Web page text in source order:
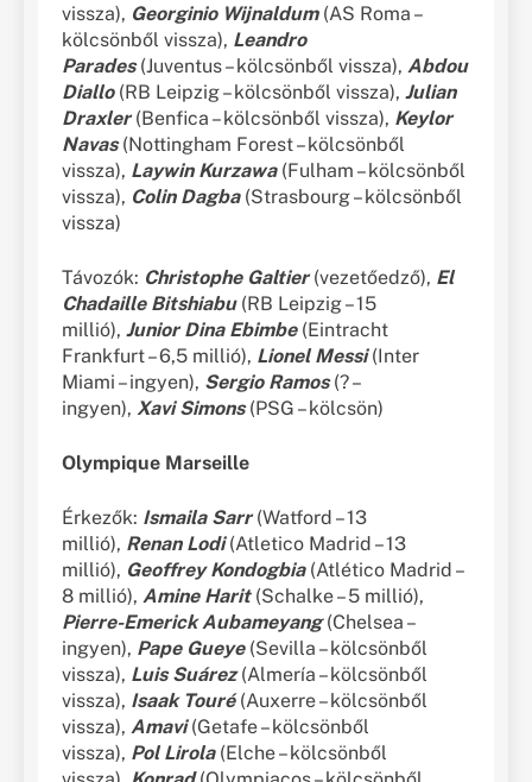
vissza), Georginio Wijnaldum(AS Roma –
kölcsönből vissza), Leandro
Parades(Juventus – kölcsönből vissza), Abdou
Diallo(RB Leipzig – kölcsönből vissza), Julian
Draxler(Benfica – kölcsönből vissza), Keylor
Navas(Nottingham Forest – kölcsönből
vissza), Laywin Kurzawa(Fulham – kölcsönből
vissza), Colin Dagba(Strasbourg – kölcsönből
vissza)
Távozók: Christophe Galtier(vezetőedző), El
Chadaille Bitshiabu (RB Leipzig – 15
millió), Junior Dina Ebimbe(Eintracht
Frankfurt – 6,5 millió), Lionel Messi(Inter
Miami – ingyen), Sergio Ramos(? –
ingyen), Xavi Simons(PSG – kölcsön)
Olympique Marseille
Érkezők: Ismaila Sarr (Watford – 13
millió), Renan Lodi(Atletico Madrid – 13
millió), Geoffrey Kondogbia (Atlético Madrid –
8 millió), Amine Harit (Schalke – 5 millió),
Pierre-Emerick Aubameyang(Chelsea –
ingyen), Pape Gueye (Sevilla – kölcsönből
vissza), Luis Suárez(Almería – kölcsönből
vissza), Isaak Touré(Auxerre – kölcsönből
vissza), Amavi(Getafe – kölcsönből
vissza), Pol Lirola (Elche – kölcsönből